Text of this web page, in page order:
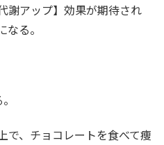
謝アップ】効果が期待され
る。
で、チョコレートを食べて痩